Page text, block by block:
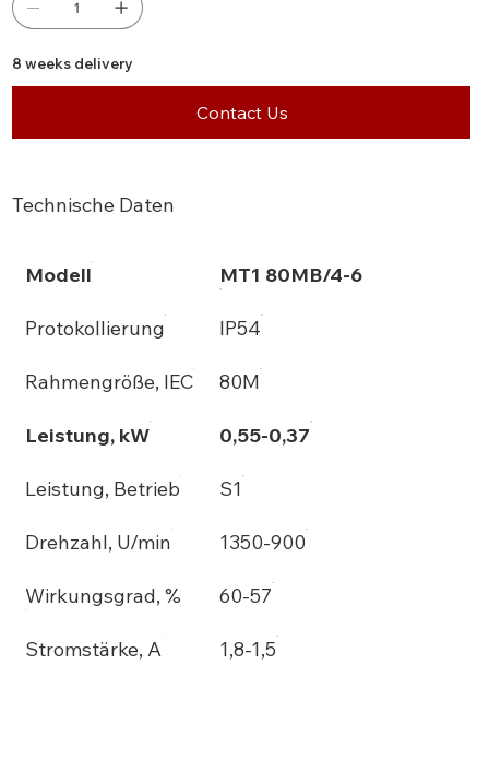
8 weeks delivery
Contact Us
Technische Daten
Modell MT1 80MB/4-6
Protokollierung IP54
Rahmengröße, IEC 80M
Leistung, kW 0,55-0,37
Leistung, Betrieb S1
Drehzahl, U/min 1350-900
Wirkungsgrad, % 60-57
Stromstärke, A 1,8-1,5